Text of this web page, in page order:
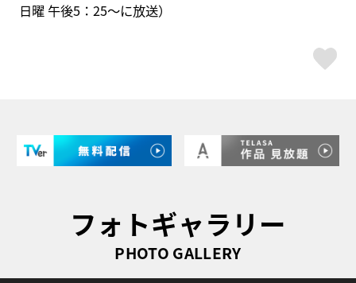
日曜 午後5：25～に放送）
フォトギャラリー
PHOTO GALLERY